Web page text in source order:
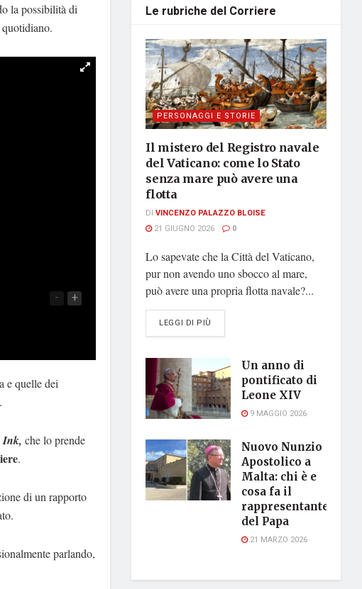
la possibilità di
- +
e quelle dei
Ink, che lo prende
.
di un rapporto
parlando,
Le rubriche del Corriere
PERSONAGGI E STORIE
Il mistero del Registro navale
del Vaticano: come lo Stato
senza mare può avere una
flotta
DI VINCENZO PALAZZO BLOISE
21 GIUGNO 2026
0
Lo sapevate che la Città del Vaticano,
pur non avendo uno sbocco al mare,
può avere una propria flotta navale?...
LEGGI DI PIÙ
Un anno di
pontificato di
Leone XIV
9 MAGGIO 2026
Nuovo Nunzio
Apostolico a
Malta: chi è e
cosa fa il
rappresentante
del Papa
21 MARZO 2026